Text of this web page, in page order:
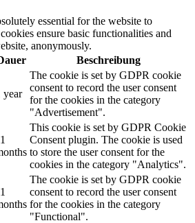
essential for the website to
ensure basic functionalities and
anonymously.
Beschreibung
year
The cookie is set by GDPR cookie
consent to record the user consent
for the cookies in the category
"Advertisement".
This cookie is set by GDPR Cookie
Consent plugin. The cookie is used
to store the user consent for the
cookies in the category "Analytics".
The cookie is set by GDPR cookie
consent to record the user consent
for the cookies in the category
"Functional".